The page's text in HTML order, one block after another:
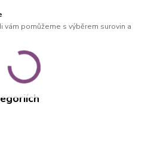
vám pomůžeme s výběrem surovin a